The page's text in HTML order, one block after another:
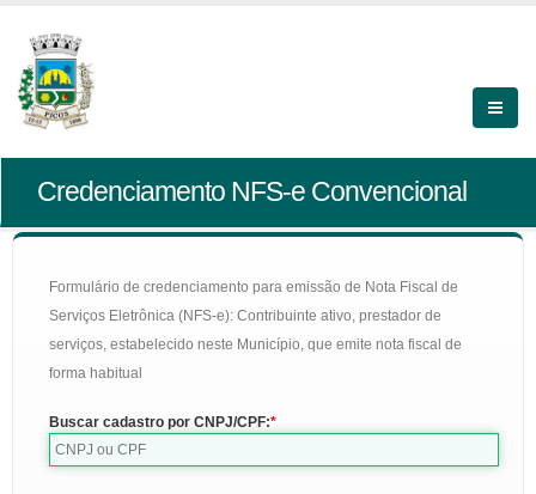
Credenciamento NFS-e Convencional
Formulário de credenciamento para emissão de Nota Fiscal de
Serviços Eletrônica (NFS-e): Contribuinte ativo, prestador de
serviços, estabelecido neste Município, que emite nota fiscal de
forma habitual
Buscar cadastro por CNPJ/CPF: